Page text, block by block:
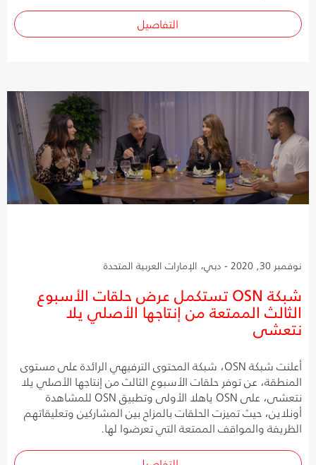
التفاصيل
نوفمبر 30, 2020 - دبي، الإمارات العربية المتحدة
شبكة OSN تستكمل عرض حلقات الأسبوع
الثالث الممتعة من إنتاجها الأصلي يلا
نتعشى
أعلنت شبكة OSN، شبكة المحتوى الترفيهي الرائدة على مستوى
المنطقة، عن توفر حلقات الأسبوع الثالث من إنتاجها الأصلي يلا
نتعشى، على OSN ياهلا الأولى وتطبيق OSN للمشاهدة
أونلاين، حيث تميزت الحلقات بالمزاح بين المشاركين وتعليقاتهم
الظريفة والمواقف الممتعة التي تعرضوا لها.